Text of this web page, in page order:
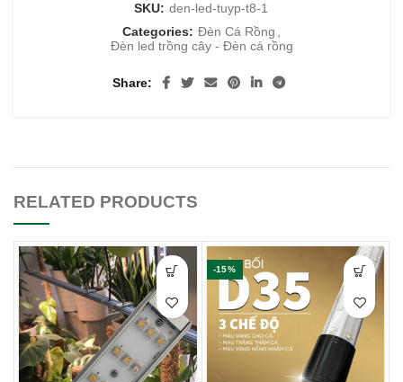
SKU: den-led-tuyp-t8-1
Categories: Đèn Cá Rồng
Đèn led trồng cây - Đèn cá rồng
Share
RELATED PRODUCTS
-15%